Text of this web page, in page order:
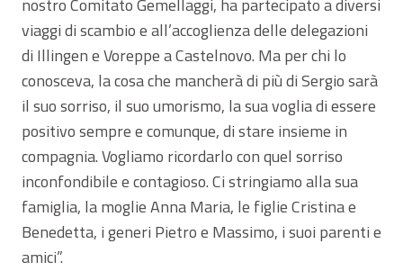
nostro Comitato Gemellaggi, ha partecipato a diversi
viaggi di scambio e all’accoglienza delle delegazioni
di Illingen e Voreppe a Castelnovo. Ma per chi lo
conosceva, la cosa che mancherà di più di Sergio sarà
il suo sorriso, il suo umorismo, la sua voglia di essere
positivo sempre e comunque, di stare insieme in
compagnia. Vogliamo ricordarlo con quel sorriso
inconfondibile e contagioso. Ci stringiamo alla sua
famiglia, la moglie Anna Maria, le figlie Cristina e
Benedetta, i generi Pietro e Massimo, i suoi parenti e
amici”.